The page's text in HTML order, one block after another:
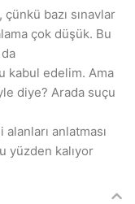
bazı sınavlar
çok düşük. Bu
kabul edelim. Ama
diye? Arada suçu
anlatması
yüzden kalıyor